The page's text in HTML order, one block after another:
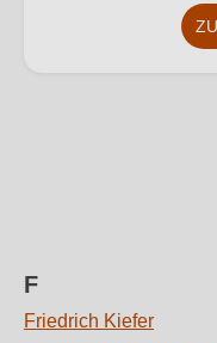
F
Friedrich Kiefer